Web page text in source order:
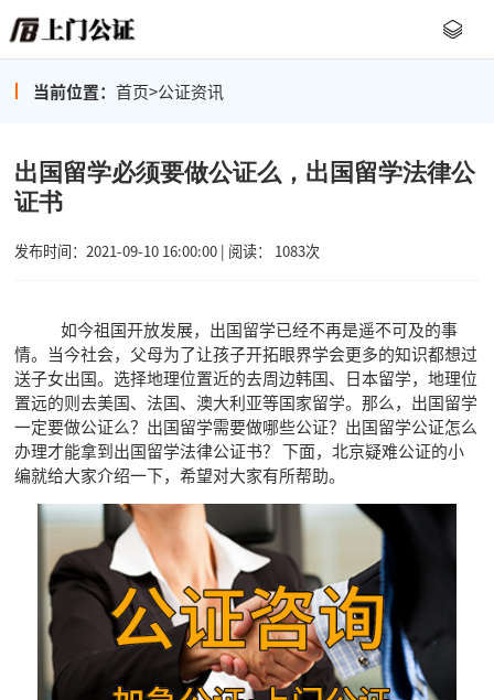
当前位置： 首页>公证资讯
出国留学必须要做公证么，出国留学法律公
证书
发布时间：2021-09-10 16:00:00 | 阅读： 1083次
如今祖国开放发展，出国留学已经不再是遥不可及的事
情。当今社会，父母为了让孩子开拓眼界学会更多的知识都想过
送子女出国。选择地理位置近的去周边韩国、日本留学，地理位
置远的则去美国、法国、澳大利亚等国家留学。那么，出国留学
一定要做公证么？出国留学需要做哪些公证？出国留学公证怎么
办理才能拿到出国留学法律公证书？ 下面，北京疑难公证的小
编就给大家介绍一下，希望对大家有所帮助。